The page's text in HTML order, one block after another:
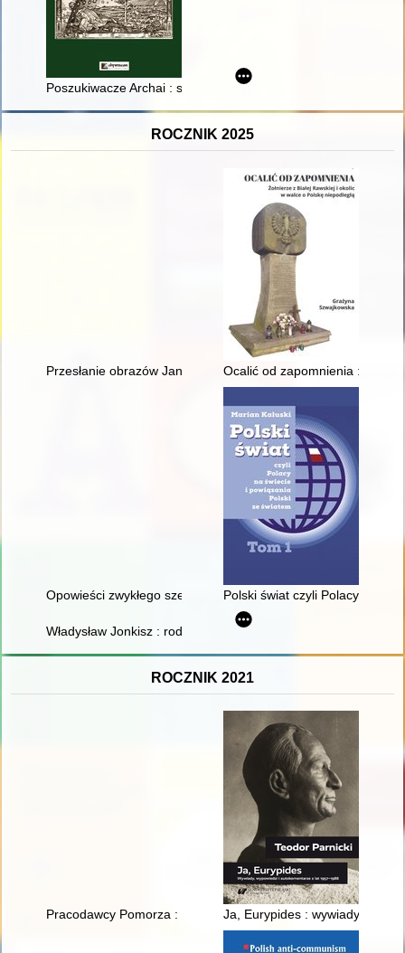
Poszukiwacze Archai : spotkanie medioplatoników i
ROCZNIK 2025
Przesłanie obrazów Jana Henryka Rosena (1891-1982) w
Ocalić od zapomnienia :
Opowieści zwykłego szeregowca kilku wojen : (pisane w
Polski świat czyli Polacy na
Władysław Jonkisz : rodzina, nauka, praca, polityka :
ROCZNIK 2021
Pracodawcy Pomorza : album XXX-leciaJa, Eurypides : wywiady,